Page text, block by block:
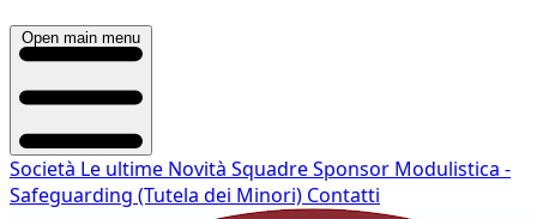
Open main menu
Società Le ultime Novità SquadreSponsor Modulistica -
Safeguarding (Tutela dei Minori) Contatti